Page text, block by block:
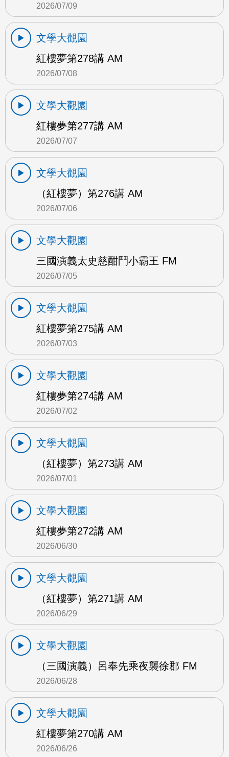
2026/07/09
文學大觀園
紅樓夢第278講 AM
2026/07/08
文學大觀園
紅樓夢第277講 AM
2026/07/07
文學大觀園
（紅樓夢）第276講 AM
2026/07/06
文學大觀園
三國演義太史慈酣鬥小霸王 FM
2026/07/05
文學大觀園
紅樓夢第275講 AM
2026/07/03
文學大觀園
紅樓夢第274講 AM
2026/07/02
文學大觀園
（紅樓夢）第273講 AM
2026/07/01
文學大觀園
紅樓夢第272講 AM
2026/06/30
文學大觀園
（紅樓夢）第271講 AM
2026/06/29
文學大觀園
（三國演義）呂奉先乘夜襲徐郡 FM
2026/06/28
文學大觀園
紅樓夢第270講 AM
2026/06/26